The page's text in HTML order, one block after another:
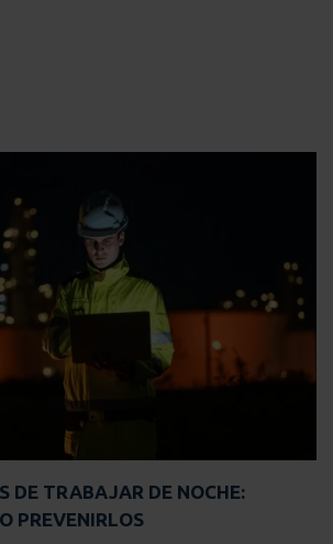
DE TRABAJAR DE NOCHE:
PREVENIRLOS